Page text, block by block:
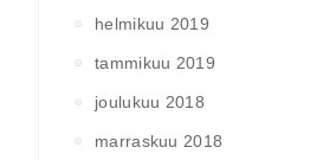
helmikuu 2019
tammikuu 2019
joulukuu 2018
marraskuu 2018